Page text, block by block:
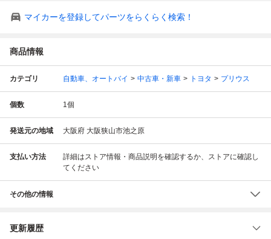
マイカーを登録してパーツをらくらく検索！
商品情報
カテゴリ 自動車、オートバイ 中古車・新車 トヨタ プリウス
個数 1個
発送元の地域 大阪府 大阪狭山市池之原
支払い方法
詳細はストア情報・商品説明を確認するか、ストアに確認し
てください
その他の情報
更新履歴